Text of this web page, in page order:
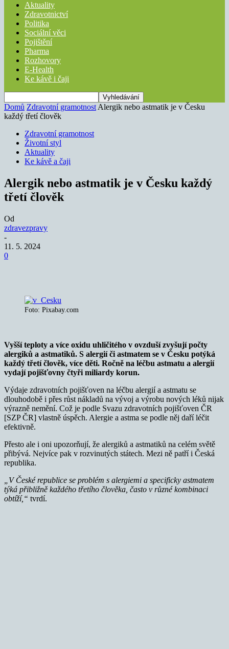
Aktuality
Zdravotnictví
Politika
Sociální věci
Pojištění
Pharma
Rozhovory
E-Health
Ke kávě i čaji
Domů Zdravotní gramotnost Alergik nebo astmatik je v Česku
každý třetí člověk
Zdravotní gramotnost
Životní styl
Aktuality
Ke kávě a čaji
Alergik nebo astmatik je v Česku každý
třetí člověk
Od
zdravezpravy
-
11. 5. 2024
0
Foto: Pixabay.com
Vyšší teploty a více oxidu uhličitého v ovzduší zvyšují počty
alergiků a astmatiků. S alergií či astmatem se v Česku potýká
každý třetí člověk, více děti. Ročně na léčbu astmatu a alergií
vydají pojišťovny čtyři miliardy korun.
Výdaje zdravotních pojišťoven na léčbu alergií a astmatu se
dlouhodobě i přes růst nákladů na vývoj a výrobu nových léků nijak
výrazně nemění. Což je podle Svazu zdravotních pojišťoven ČR
[SZP ČR] vlastně úspěch. Alergie a astma se podle něj daří léčit
efektivně.
Přesto ale i oni upozorňují, že alergiků a astmatiků na celém světě
přibývá. Nejvíce pak v rozvinutých státech. Mezi ně patří i Česká
republika.
„V České republice se problém s alergiemi a specificky astmatem
týká přibližně každého třetího člověka, často v různé kombinaci
obtíží,“ tvrdí.